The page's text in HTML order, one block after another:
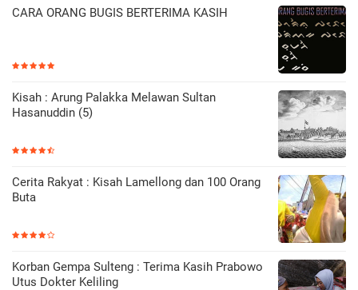
CARA ORANG BUGIS BERTERIMA KASIH
Kisah : Arung Palakka Melawan Sultan
Hasanuddin (5)
Cerita Rakyat : Kisah Lamellong dan 100 Orang
Buta
Korban Gempa Sulteng : Terima Kasih Prabowo
Utus Dokter Keliling